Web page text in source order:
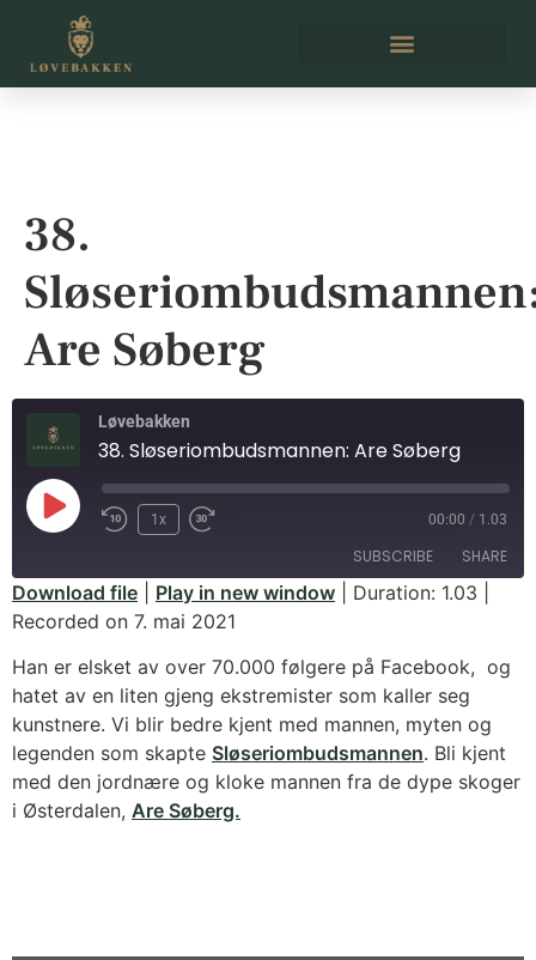
38.
Are Søberg
Løvebakken
38. Sløseriombudsmannen: Are Søberg
1x 00:00 / 1.03
SUBSCRIBE SHARE
SHARE
LINK
EMBED
Download file Play in new window Duration: 1.03
Recorded on 7. mai 2021
Han er elsket av over 70.000 følgere på Facebook, og
hatet av en liten gjeng ekstremister som kaller seg
kunstnere. Vi blir bedre kjent med mannen, myten og
legenden som skapte Sløseriombudsmannen. Bli kjent
med den jordnære og kloke mannen fra de dype skoger
i Østerdalen, Are Søberg.